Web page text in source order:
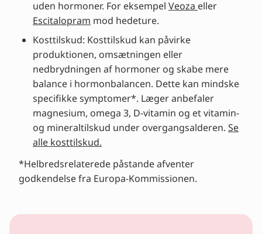
uden hormoner. For eksempel Veoza eller
Escitalopram mod hedeture.
Kosttilskud: Kosttilskud kan påvirke
produktionen, omsætningen eller
nedbrydningen af hormoner og skabe mere
balance i hormonbalancen. Dette kan mindske
specifikke symptomer*. Læger anbefaler
magnesium, omega 3, D-vitamin og et vitamin-
og mineraltilskud under overgangsalderen. Se
alle kosttilskud.
*Helbredsrelaterede påstande afventer
godkendelse fra Europa-Kommissionen.